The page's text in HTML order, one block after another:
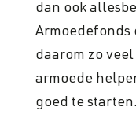
dan ook
Armoedefonds
daarom zo
armoede
goed te